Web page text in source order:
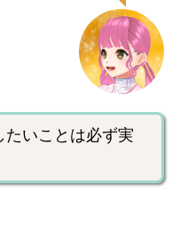
いことは必ず実